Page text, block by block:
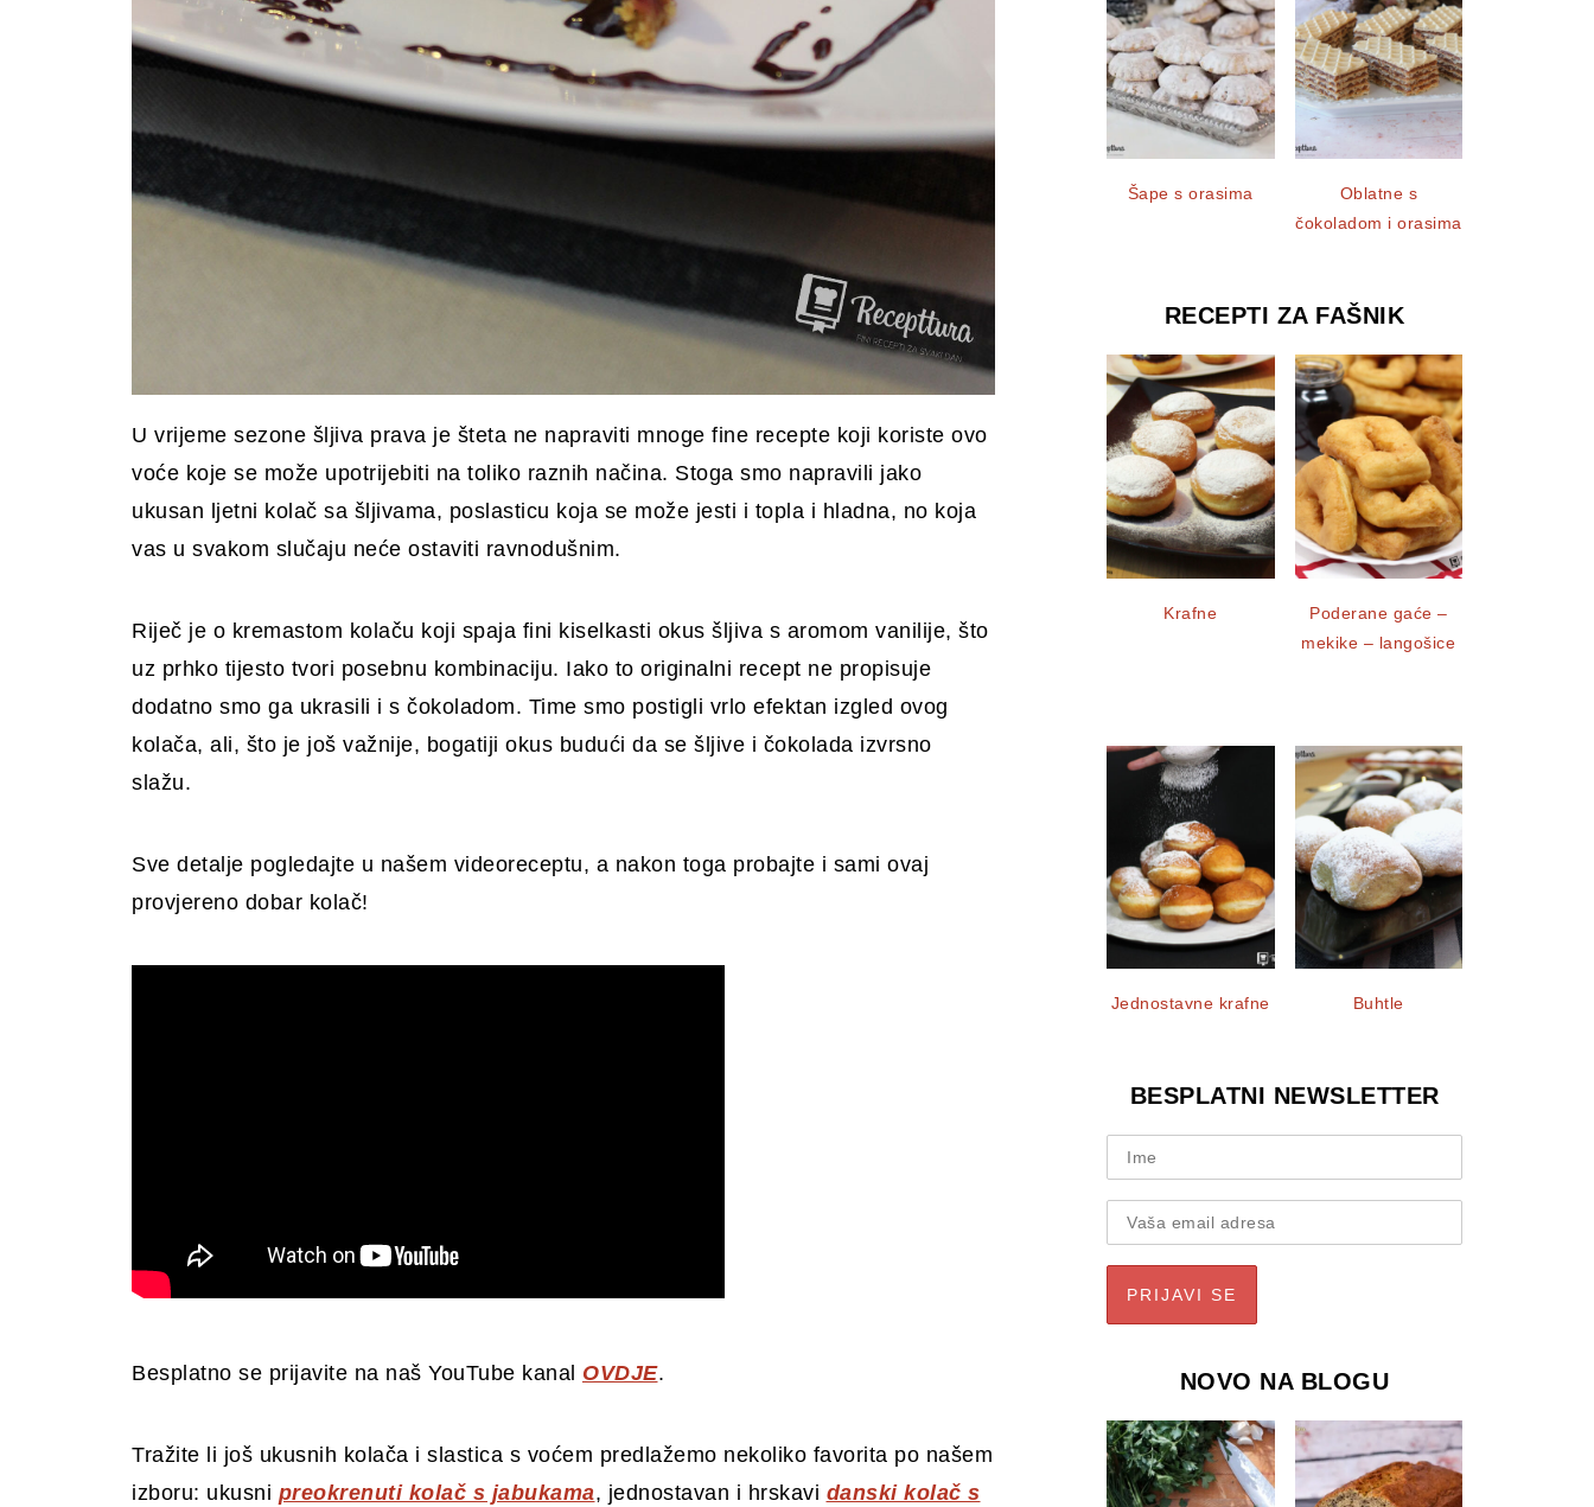
U vrijeme sezone šljiva prava je šteta ne napraviti mnoge fine recepte koji koriste ovo
voće koje se može upotrijebiti na toliko raznih načina. Stoga smo napravili jako
ukusan ljetni kolač sa šljivama, poslasticu koja se može jesti i topla i hladna, no koja
vas u svakom slučaju neće ostaviti ravnodušnim.
Riječ je o kremastom kolaču koji spaja fini kiselkasti okus šljiva s aromom vanilije, što
uz prhko tijesto tvori posebnu kombinaciju. Iako to originalni recept ne propisuje
dodatno smo ga ukrasili i s čokoladom. Time smo postigli vrlo efektan izgled ovog
kolača, ali, što je još važnije, bogatiji okus budući da se šljive i čokolada izvrsno
slažu.
Sve detalje pogledajte u našem videoreceptu, a nakon toga probajte i sami ovaj
provjereno dobar kolač!
Besplatno se prijavite na naš YouTube kanal OVDJE.
Tražite li još ukusnih kolača i slastica s voćem predlažemo nekoliko favorita po našem
izboru: ukusni preokrenuti kolač s jabukama, jednostavan i hrskavi danski kolač s
Šape s orasima
Oblatne s
čokoladom i orasima
RECEPTI ZA FAŠNIK
Krafne
Poderane gaće –
mekike – langošice
Jednostavne krafne Buhtle
BESPLATNI NEWSLETTER
NOVO NA BLOGU